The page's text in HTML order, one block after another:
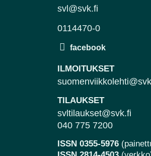
svl@svk.fi
0114470-0
ILMOITUKSET
TILAUKSET
svltilaukset@svk.fi
040 775 7200
ISSN 0355-5976